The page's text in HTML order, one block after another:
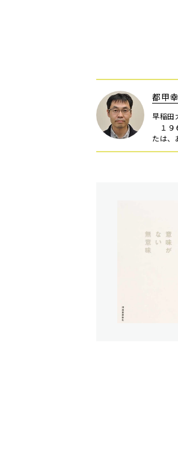
都甲
早稲田
１９
たは、